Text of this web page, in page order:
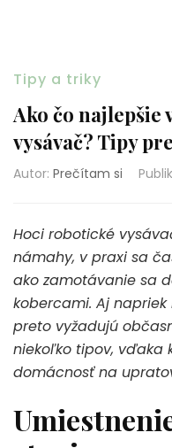
Tipy a triky
Ako čo
vysávač? Tipy
Autor: Prečítam si
Hoci robotické
námahy, v praxi sa
ako zamotávanie sa
kobercami. Aj
preto vyžadujú
niekoľko tipov, vďaka
domácnosť na